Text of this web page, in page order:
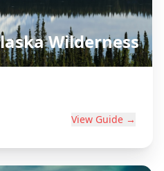
Wilderness
View Guide →